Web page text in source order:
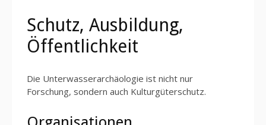
Schutz, Ausbildung,
Öffentlichkeit
Die Unterwasserarchäologie ist nicht nur
Forschung, sondern auch Kulturgüterschutz.